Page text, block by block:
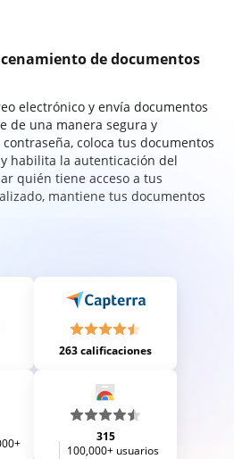
de documentos
electrónico y envía documentos
de una manera segura y
coloca tus documentos
habilita la autenticación del
quién tiene acceso a tus
mantiene tus documentos
263 calificaciones
315
100,000+ usuarios